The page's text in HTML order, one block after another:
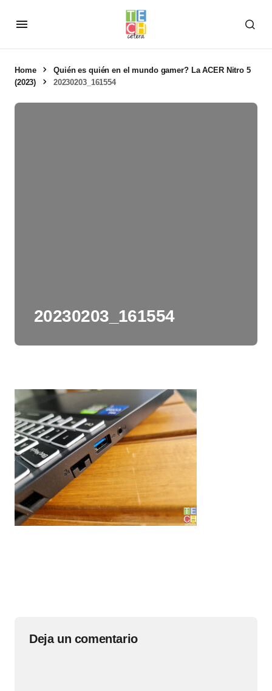
Home
Quién es quién en el mundo gamer? La ACER Nitro 5
(2023)
20230203_161554
20230203_161554
Deja un comentario